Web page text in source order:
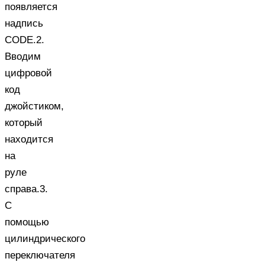
появляется
надпись
CODE.2.
Вводим
цифровой
код
джойстиком,
который
находится
на
руле
справа.3.
С
помощью
цилиндрического
переключателя